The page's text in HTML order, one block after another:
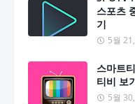
스포츠
기
5월
스마트
티비 보
5월